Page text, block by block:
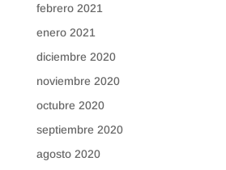
febrero 2021
enero 2021
diciembre 2020
noviembre 2020
octubre 2020
septiembre 2020
agosto 2020